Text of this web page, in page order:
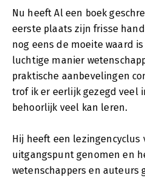
Nu heeft Al een boek
eerste plaats zijn frisse
nog eens de moeite waard
luchtige manier
praktische aanbevelingen
trof ik er eerlijk gezegd veel
behoorlijk veel kan leren.
Hij heeft een lezingencyclus
uitgangspunt genomen en
wetenschappers en auteurs